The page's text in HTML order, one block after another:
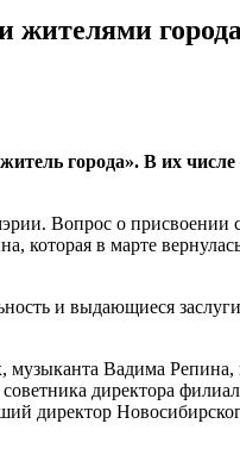
жителями города
города». В их
Вопрос о присвоении
которая в марте
и выдающиеся
Вадима Репина,
директора